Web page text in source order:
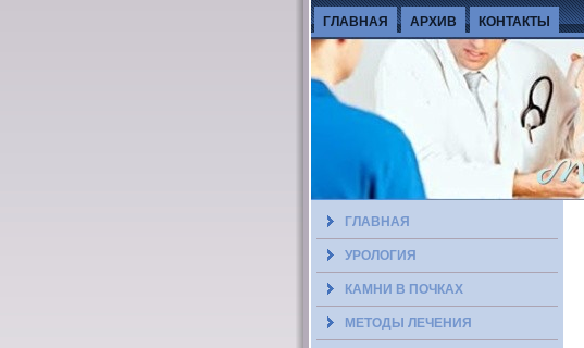
ГЛАВНАЯ АРХИВ КОНТАКТЫ
ГЛАВНАЯ
УРОЛОГИЯ
КАМНИ В ПОЧКАХ
МЕТОДЫ ЛЕЧЕНИЯ